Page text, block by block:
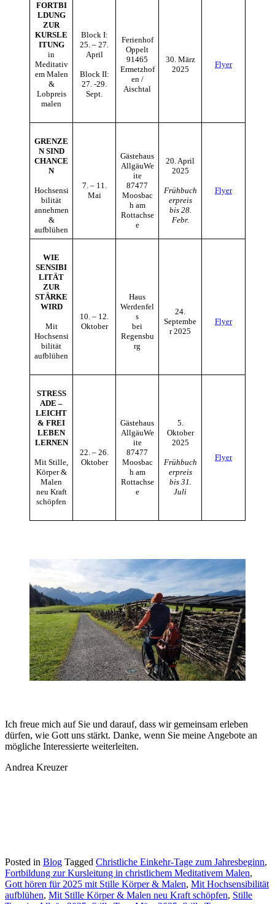
FORTBI
LDUNG
ZUR
KURSLE
ITUNG
in
Meditativ
em Malen
&
Lobpreis
malen
Block I:
25. – 27.
April
Block II:
27. -29.
Sept.
Ferienhof
Oppelt
91465
Ermetzhof
en /
Aischtal
30. März
2025
Flyer
GRENZE
N SIND
CHANCE
N
Hochsensi
bilität
annehmen
&
aufblühen
7. – 11.
Mai
Gästehaus
AllgäuWe
ite
87477
Moosbac
h am
Rottachse
e
20. April
2025
Frühbuch
erpreis
bis 28.
Febr.
Flyer
WIE
SENSIBI
LITÄT
ZUR
STÄRKE
WIRD
Mit
Hochsensi
bilität
aufblühen
10. – 12.
Oktober
Haus
Werdenfel
s
bei
Regensbu
rg
24.
Septembe
r 2025
Flyer
STRESS
ADE –
LEICHT
& FREI
LEBEN
LERNEN
Mit Stille,
Körper &
Malen
neu Kraft
schöpfen
22. – 26.
Oktober
Gästehaus
AllgäuWe
ite
87477
Moosbac
h am
Rottachse
e
5.
Oktober
2025
Frühbuch
erpreis
bis 31.
Juli
Flyer
Ich freue mich auf Sie und darauf, dass wir gemeinsam erleben
dürfen, wie Gott uns stärkt. Danke, wenn Sie meine Angebote an
mögliche Interessierte weiterleiten.
Andrea Kreuzer
Posted in Blog Tagged Christliche Einkehr-Tage zum Jahresbeginn,
Fortbildung zur Kursleitung in christlichem Meditativem Malen,
Gott hören für 2025 mit Stille Körper & Malen, Mit Hochsensibilität
aufblühen, Mit Stille Körper & Malen neu Kraft schöpfen, Stille